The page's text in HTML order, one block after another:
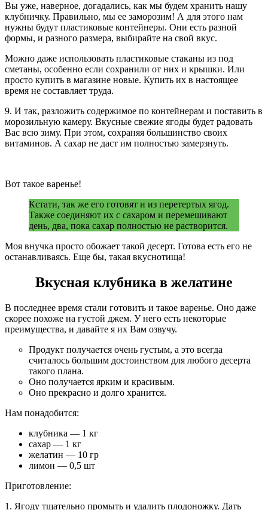
Вы уже, наверное, догадались, как мы будем хранить нашу
клубничку. Правильно, мы ее заморозим! А для этого нам
нужны будут пластиковые контейнеры. Они есть разной
формы, и разного размера, выбирайте на свой вкус.
Можно даже использовать пластиковые стаканы из под
сметаны, особенно если сохранили от них и крышки. Или
просто купить в магазине новые. Купить их в настоящее
время не составляет труда.
9. И так, разложить содержимое по контейнерам и поставить в
морозильную камеру. Вкусные свежие ягоды будет радовать
Вас всю зиму. При этом, сохраняя большинство своих
витаминов. А сахар не даст им полностью замерзнуть.
Вот такое варенье!
Кстати, так же его готовят и из перетертых ягод.
Также соединяют их с сахаром и перемешивают
день, два, пока сахар полностью не растворится.
Моя внучка просто обожает такой десерт. Готова есть его не
останавливаясь. Еще бы, такая вкуснотища!
Вкусная клубника в желатине
В последнее время стали готовить и такое варенье. Оно даже
скорее похоже на густой джем. У него есть некоторые
преимущества, и давайте я их Вам озвучу.
Продукт получается очень густым, а это всегда
считалось большим достоинством для любого десерта
такого плана.
Оно получается ярким и красивым.
Оно прекрасно и долго хранится.
Нам понадобится:
клубника — 1 кг
сахар — 1 кг
желатин — 10 гр
лимон — 0,5 шт
Приготовление:
1. Ягоду тщательно промыть и удалить плодоножку. Дать